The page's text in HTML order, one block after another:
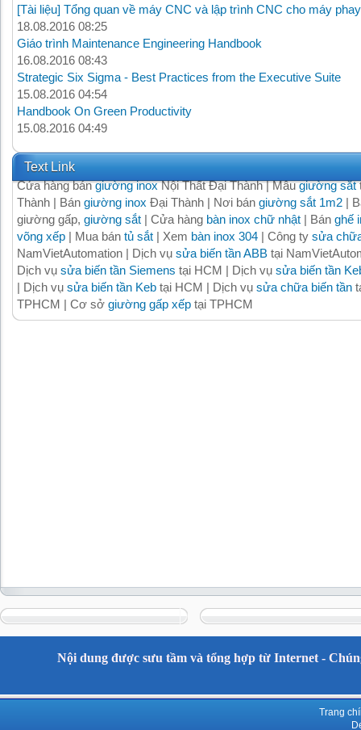
[Tài liệu] Tổng quan về máy CNC và lập trình CNC cho máy
18.08.2016 08:25
Giáo trình Maintenance Engineering Handbook
16.08.2016 08:43
Strategic Six Sigma - Best Practices from the Executive Suite
15.08.2016 04:54
Handbook On Green Productivity
15.08.2016 04:49
Text Link
Cửa hàng bángiường inoxNội Thất Đại Thành | Mẫugiường sắt
Thành | Bán giường inox Đại Thành | Nơi bán giường sắt 1m2 |
giường gấp, giường sắt | Cửa hàng bàn inox chữ nhật | Bán ghế
võng xếp | Mua bán tủ sắt | Xem bàn inox 304 | Công ty sửa
NamVietAutomation | Dịch vụ sửa biến tần ABB tại
Dịch vụ sửa biến tần Siemens tại HCM | Dịch vụ sửa biến tần
| Dịch vụ sửa biến tần Keb tại HCM | Dịch vụ sửa chữa biến tần
TPHCM | Cơ sở giường gấp xếp tại TPHCM
Nội dung được sưu tầm và tổng hợp từ Internet -
Trang